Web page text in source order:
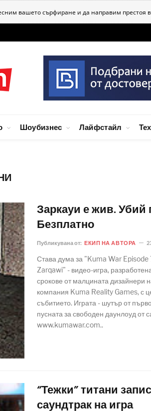
вашето сърфиране и да направим престоя
Шоубизнес Лайфстайл
Заркауи е жив. Убий
Безплатно
Публикувана от: ЕКИП НА АВТОРА
Става дума за "Kuma War
Zarqawi" - видео-игра,
срокове от малцината дизайнери
компания Kuma Reality Games, с
събитието. Играта - шутър от
пусната за свободен даунлоуд от
www.kumawar.com..
“Тежки” титани
саундтрак на игра